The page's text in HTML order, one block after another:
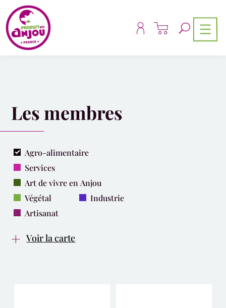
Les membres
Agro-alimentaire
Services
Art de vivre en Anjou
Végétal
Industrie
Artisanat
Voir la carte
Panneau de gestion des cookies